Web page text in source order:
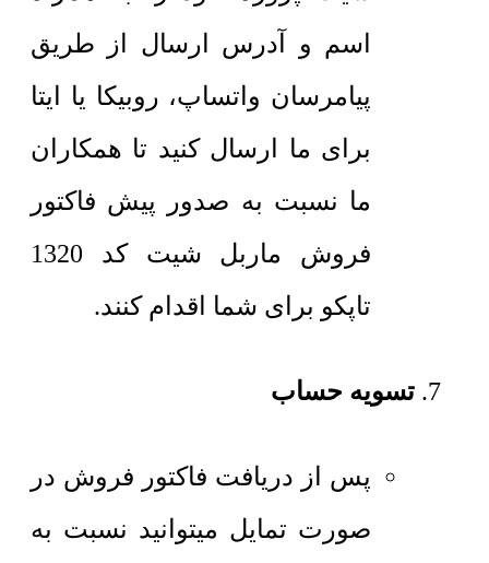
اسم و آدرس ارسال از طریق
پیامرسان واتساپ، روبیکا یا ایتا
برای ما ارسال کنید تا همکاران
ما نسبت به صدور پیش فاکتور
فروش ماربل شیت کد 1320
تاپکو برای شما اقدام کنند.
تسویه حساب
پس از دریافت فاکتور فروش در
صورت تمایل میتوانید نسبت به